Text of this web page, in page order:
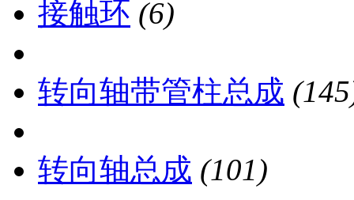
接触环 (6)
转向轴带管柱总成
转向轴总成 (101)